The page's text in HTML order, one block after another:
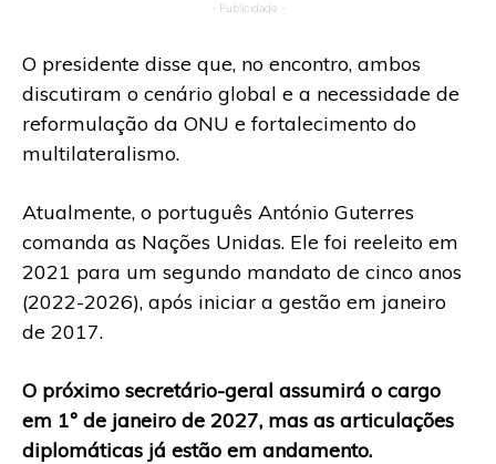
- Publicidade -
O presidente disse que, no encontro, ambos
discutiram o cenário global e a necessidade de
reformulação da ONU e fortalecimento do
multilateralismo.
Atualmente, o português António Guterres
comanda as Nações Unidas. Ele foi reeleito em
2021 para um segundo mandato de cinco anos
(2022-2026), após iniciar a gestão em janeiro
de 2017.
O próximo secretário-geral assumirá o cargo
em 1º de janeiro de 2027, mas as articulações
diplomáticas já estão em andamento.